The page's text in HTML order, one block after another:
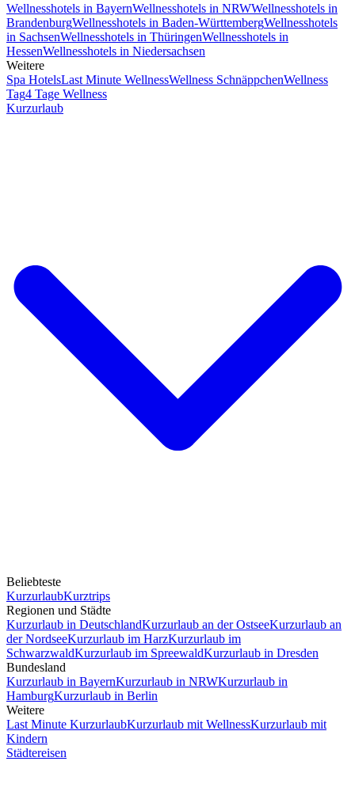
Wellnesshotels in BayernWellnesshotels in NRWWellnesshotels in
BrandenburgWellnesshotels in Baden-WürttembergWellnesshotels
in SachsenWellnesshotels in ThüringenWellnesshotels in
HessenWellnesshotels in Niedersachsen
Weitere
Spa HotelsLast Minute WellnessWellness SchnäppchenWellness
Tag4 Tage Wellness
Kurzurlaub
Beliebteste
KurzurlaubKurztrips
Regionen und Städte
Kurzurlaub in DeutschlandKurzurlaub an der OstseeKurzurlaub an
der NordseeKurzurlaub im HarzKurzurlaub im
SchwarzwaldKurzurlaub im SpreewaldKurzurlaub in Dresden
Bundesland
Kurzurlaub in BayernKurzurlaub in NRWKurzurlaub in
HamburgKurzurlaub in Berlin
Weitere
Last Minute KurzurlaubKurzurlaub mit WellnessKurzurlaub mit
Kindern
Städtereisen